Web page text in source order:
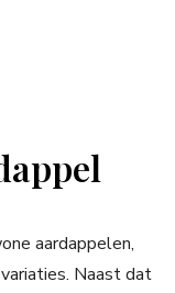
aardappelen,
Naast dat